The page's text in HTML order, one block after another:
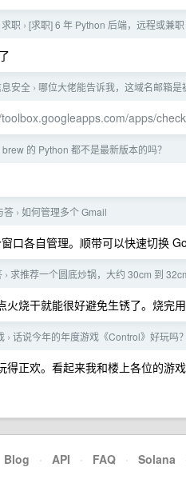
求职 › [求职] 6 年 Python 后端，远程或兼职
安全 › 哪位大佬能告诉我，这域名邮箱是
apps/
brew 的 Python 都不是最新版本的吗？
答 › 如何管理多个 Gmail
口各自管理。顺带可以快速切换
› 求推荐一个圆底炒锅，大约 30cm 到
火烧干就能很好避免生锈了。烧完用
› 话说今年的年度游戏《Control》好玩吗？
正欢。看起来我和楼上各位的游戏
Blog · API · FAQ · Solana